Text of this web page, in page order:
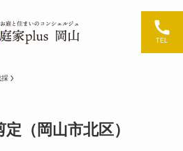
TEL
採
（岡山市北区）